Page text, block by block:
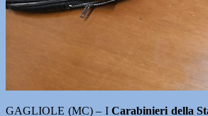
GAGLIOLE (MC) – ICarabinieri della